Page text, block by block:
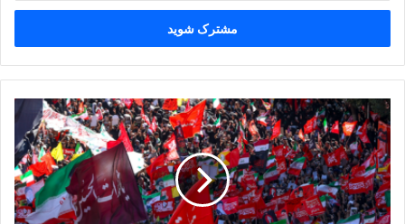
خود
وارد
کنید
خروج
خودروی
حامل
پیکر
رهبر
شهید
از